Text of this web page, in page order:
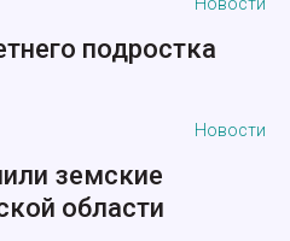
Новости
подростка
Новости
земские
области